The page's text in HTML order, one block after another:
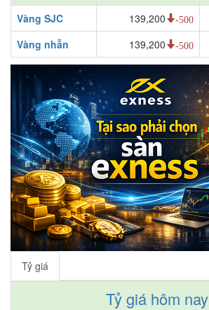
Vàng SJC
139,200 -500
Vàng nhẫn 139,200 -500
Tỷ giá
Tỷ giá hôm nay